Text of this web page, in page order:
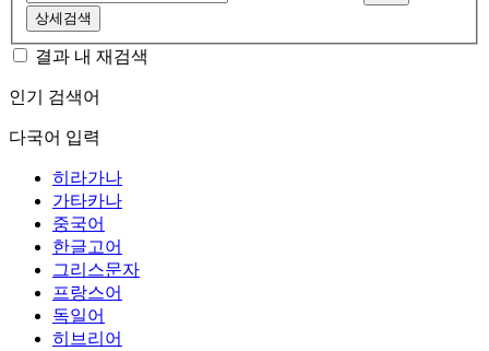
상세검색
결과 내 재검색
인기 검색어
다국어 입력
히라가나
가타카나
중국어
한글고어
그리스문자
프랑스어
독일어
히브리어